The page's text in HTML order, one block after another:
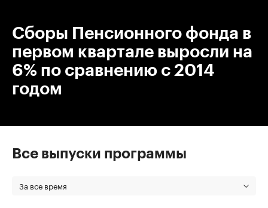
Сборы Пенсионного фонда в
первом квартале выросли на
6% по сравнению с 2014
годом
Все выпуски программы
За все время